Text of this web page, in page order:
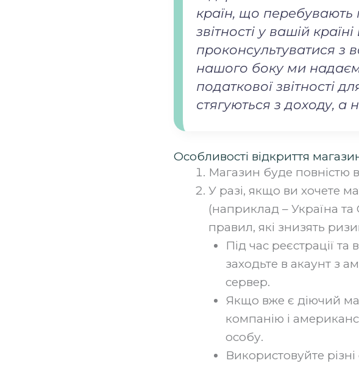
країн, що перебувають
звітності у вашій
проконсультуватися з
нашого боку ми
податкової звітності
стягуються з доходу, а
Особливості відкриття
Магазин буде повністю
У разі, якщо ви хочете
(наприклад – Україна
правил, які знизять
Під час реєстрації
заходьте в акаунт з
сервер.
Якщо вже є діючий
компанію і
особу.
Використовуйте